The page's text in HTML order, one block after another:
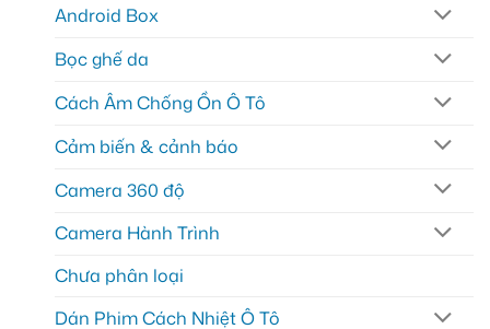
Android Box
Bọc ghế da
Cách Âm Chống Ồn Ô Tô
Cảm biến & cảnh báo
Camera 360 độ
Camera Hành Trình
Chưa phân loại
Dán Phim Cách Nhiệt Ô Tô